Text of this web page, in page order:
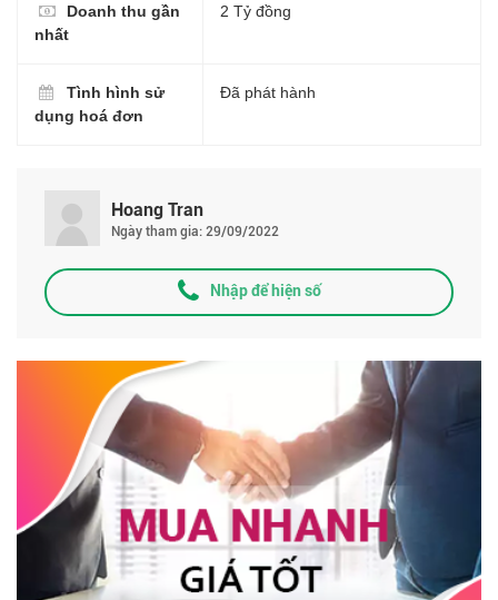
Doanh thu gần
nhất
2 Tỷ đồng
Tình hình sử
dụng hoá đơn
Đã phát hành
Hoang Tran
Ngày tham gia: 29/09/2022
Nhập để hiện số